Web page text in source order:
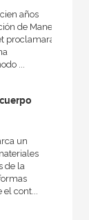
años
de Manet
proclamara
...
un
de la
el cont...